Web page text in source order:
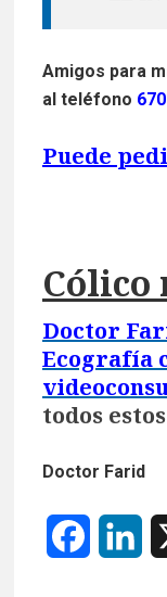
Amigos para
al teléfono
Puede
Cólico
Doctor
Ecografía
todos
Doctor Farid